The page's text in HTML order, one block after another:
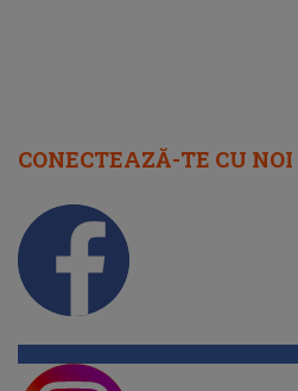
CONECTEAZĂ-TE CU NOI